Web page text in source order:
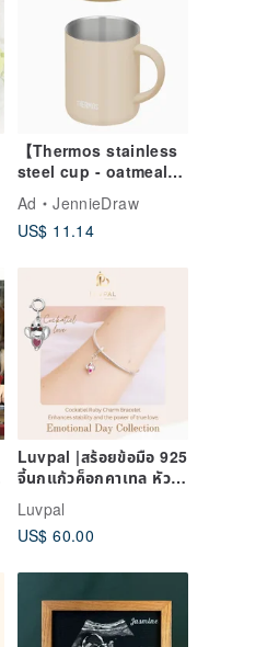
【Thermos stainless
steel cup - oatmeal
color】450ml | Draw
the picture to keep
warm and keep ice
Ad
JennieDraw
US$ 11.14
Luvpal |สร้อยข้อมือ 925
จี้นกแก้วค็อกคาเทล หัวใจ
Day - Love
Luvpal
US$ 60.00